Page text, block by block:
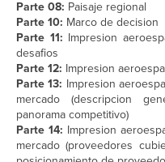
Parte 08: Paisaje regional
Parte 10: Marco de decision
Parte 11: Impresion
desafios
Parte 12: Impresion
Parte 13: Impresion
mercado (descripcion
panorama competitivo)
Parte 14: Impresion
mercado (proveedores